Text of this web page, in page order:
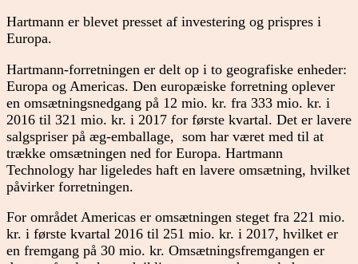
Hartmann er blevet presset af investering og prispres i
Europa.
Hartmann-forretningen er delt op i to geografiske enheder:
Europa og Americas. Den europæiske forretning oplever
en omsætningsnedgang på 12 mio. kr. fra 333 mio. kr. i
2016 til 321 mio. kr. i 2017 for første kvartal. Det er lavere
salgspriser på æg-emballage, som har været med til at
trække omsætningen ned for Europa. Hartmann
Technology har ligeledes haft en lavere omsætning, hvilket
påvirker forretningen.
For området Americas er omsætningen steget fra 221 mio.
kr. i første kvartal 2016 til 251 mio. kr. i 2017, hvilket er
en fremgang på 30 mio. kr. Omsætningsfremgangen er